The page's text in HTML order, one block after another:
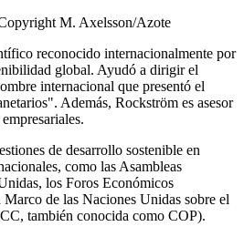
reconocido internacionalmente por
global. Ayudó a dirigir el
internacional que presentó el
Además, Rockström es asesor
de desarrollo sostenible en
como las Asambleas
los Foros Económicos
de las Naciones Unidas sobre el
también conocida como COP).